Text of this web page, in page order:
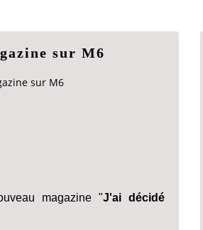
sur M6
sur M6
magazine "J'ai décidé